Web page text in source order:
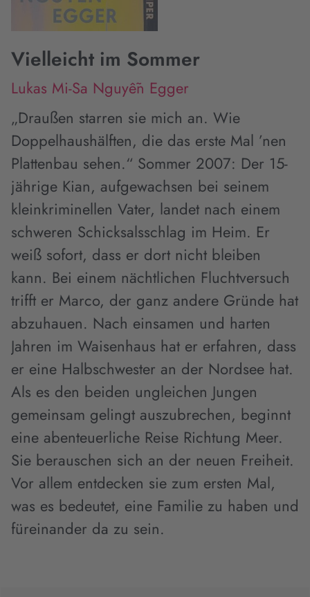
Vielleicht im Sommer
Lukas Mi-Sa Nguyễn Egger
„Draußen starren sie mich an. Wie
Doppelhaushälften, die das erste Mal ’nen
Plattenbau sehen.“ Sommer 2007: Der 15-
jährige Kian, aufgewachsen bei seinem
kleinkriminellen Vater, landet nach einem
schweren Schicksalsschlag im Heim. Er
weiß sofort, dass er dort nicht bleiben
kann. Bei einem nächtlichen Fluchtversuch
trifft er Marco, der ganz andere Gründe hat
abzuhauen. Nach einsamen und harten
Jahren im Waisenhaus hat er erfahren, dass
er eine Halbschwester an der Nordsee hat.
Als es den beiden ungleichen Jungen
gemeinsam gelingt auszubrechen, beginnt
eine abenteuerliche Reise Richtung Meer.
Sie berauschen sich an der neuen Freiheit.
Vor allem entdecken sie zum ersten Mal,
was es bedeutet, eine Familie zu haben und
füreinander da zu sein.